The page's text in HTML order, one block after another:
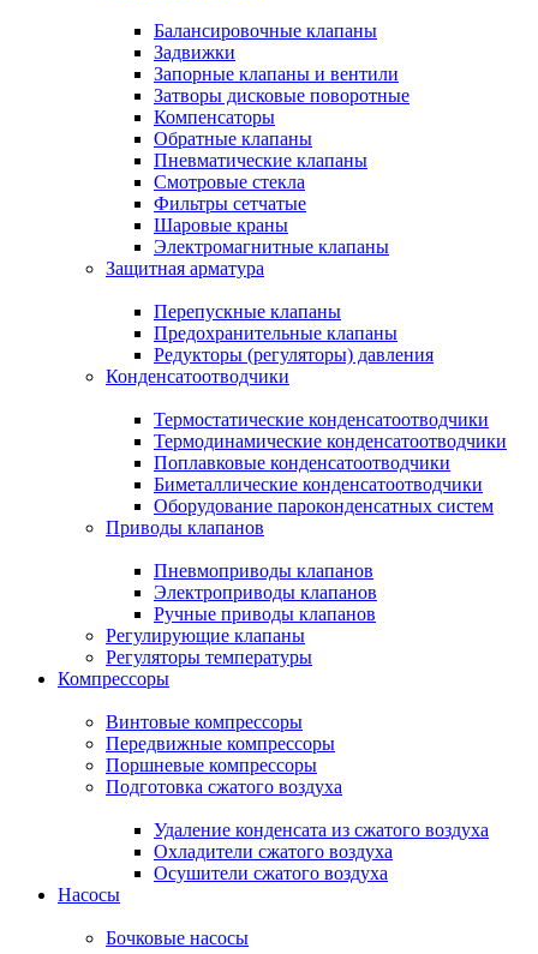
Балансировочные клапаны
Задвижки
Запорные клапаны и вентили
Затворы дисковые поворотные
Компенсаторы
Обратные клапаны
Пневматические клапаны
Смотровые стекла
Фильтры сетчатые
Шаровые краны
Электромагнитные клапаны
Защитная арматура
Перепускные клапаны
Предохранительные клапаны
Редукторы (регуляторы) давления
Конденсатоотводчики
Термостатические конденсатоотводчики
Термодинамические конденсатоотводчики
Поплавковые конденсатоотводчики
Биметаллические конденсатоотводчики
Оборудование пароконденсатных систем
Приводы клапанов
Пневмоприводы клапанов
Электроприводы клапанов
Ручные приводы клапанов
Регулирующие клапаны
Регуляторы температуры
Компрессоры
Винтовые компрессоры
Передвижные компрессоры
Поршневые компрессоры
Подготовка сжатого воздуха
Удаление конденсата из сжатого воздуха
Охладители сжатого воздуха
Осушители сжатого воздуха
Насосы
Бочковые насосы